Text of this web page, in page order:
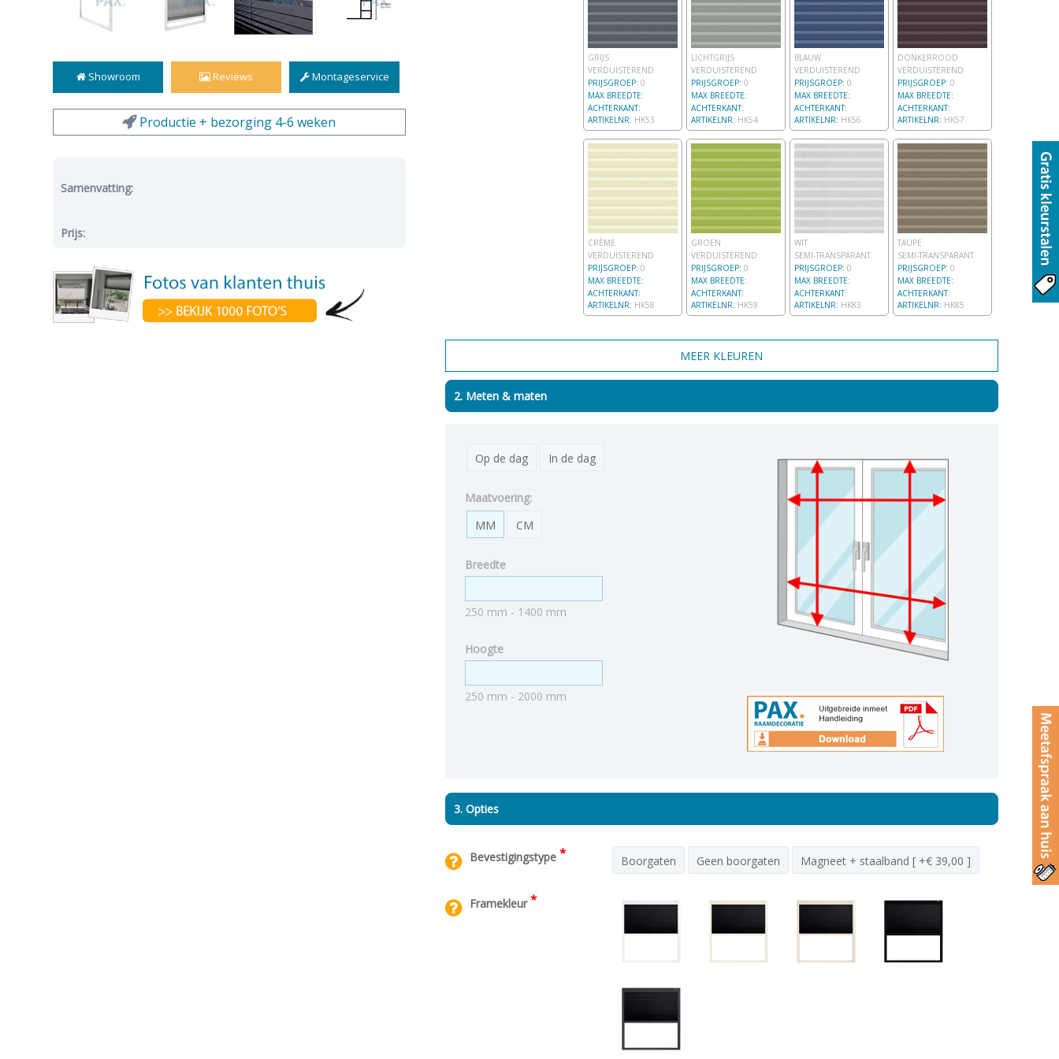
Showroom Reviews Montageservice
Productie + bezorging 4-6 weken
Samenvatting:
Prijs:
GRIJS
VERDUISTEREND
PRIJSGROEP:0
MAX BREEDTE:
ACHTERKANT:
ARTIKELNR: HK53
LICHTGRIJS
VERDUISTEREND
PRIJSGROEP:0
MAX BREEDTE:
ACHTERKANT:
ARTIKELNR: HK54
BLAUW
VERDUISTEREND
PRIJSGROEP:0
MAX BREEDTE:
ACHTERKANT:
ARTIKELNR: HK56
DONKERROOD
VERDUISTEREND
PRIJSGROEP:0
MAX BREEDTE:
ACHTERKANT:
ARTIKELNR: HK57
CRÈME
VERDUISTEREND
PRIJSGROEP:0
MAX BREEDTE:
ACHTERKANT:
ARTIKELNR: HK58
GROEN
VERDUISTEREND
PRIJSGROEP:0
MAX BREEDTE:
ACHTERKANT:
ARTIKELNR: HK59
WIT
SEMI-TRANSPARANT
PRIJSGROEP:0
MAX BREEDTE:
ACHTERKANT:
ARTIKELNR: HK83
TAUPE
SEMI-TRANSPARANT
PRIJSGROEP:0
MAX BREEDTE:
ACHTERKANT:
ARTIKELNR: HK85
2. Meten & maten
Op de dag In de dag
Maatvoering:
MM
CM
Breedte
250 mm - 1400 mm
Hoogte
250 mm - 2000 mm
3. Opties
Bevestigingstype *
Boorgaten Geen boorgaten Magneet + staalband [ +€ 39,00 ]
Framekleur*